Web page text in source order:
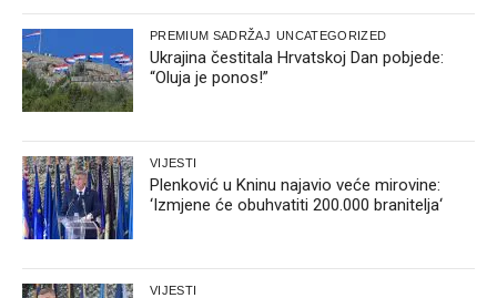
PREMIUM SADRŽAJ UNCATEGORIZED
Ukrajina čestitala Hrvatskoj Dan pobjede:
“Oluja je ponos!”
VIJESTI
Plenković u Kninu najavio veće mirovine:
‘Izmjene će obuhvatiti 200.000 branitelja‘
VIJESTI